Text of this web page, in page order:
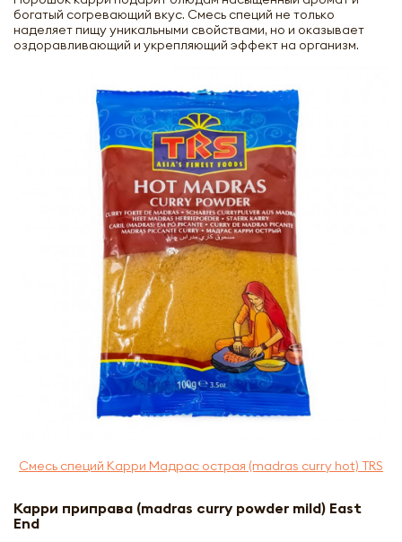
богатый согревающий вкус. Смесь специй не только
наделяет пищу уникальными свойствами, но и оказывает
оздоравливающий и укрепляющий эффект на организм.
Смесь специй Карри Мадрас острая (madras curry hot) TRS
Карри приправа (madras curry powder mild) East
End